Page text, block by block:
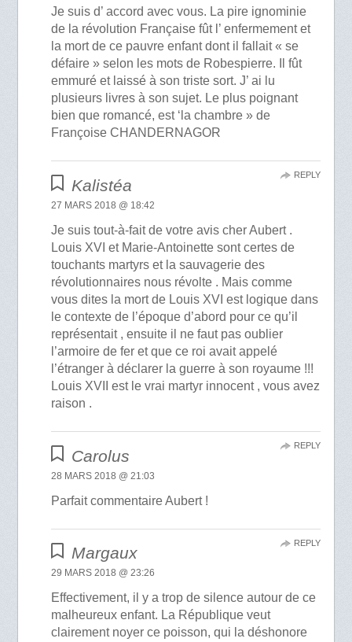
Je suis d’ accord avec vous. La pire ignominie
de la révolution Française fût l’ enfermement et
la mort de ce pauvre enfant dont il fallait « se
défaire » selon les mots de Robespierre. Il fût
emmuré et laissé à son triste sort. J’ ai lu
plusieurs livres à son sujet. Le plus poignant
bien que romancé, est ‘la chambre » de
Françoise CHANDERNAGOR
Kalistéa
27 MARS 2018 @ 18:42
Je suis tout-à-fait de votre avis cher Aubert .
Louis XVI et Marie-Antoinette sont certes de
touchants martyrs et la sauvagerie des
révolutionnaires nous révolte . Mais comme
vous dites la mort de Louis XVI est logique dans
le contexte de l’époque d’abord pour ce qu’il
représentait , ensuite il ne faut pas oublier
l’armoire de fer et que ce roi avait appelé
l’étranger à déclarer la guerre à son royaume !!!
Louis XVII est le vrai martyr innocent , vous avez
raison .
REPLY
Carolus
28 MARS 2018 @ 21:03
Parfait commentaire Aubert !
REPLY
Margaux
29 MARS 2018 @ 23:26
Effectivement, il y a trop de silence autour de ce
malheureux enfant. La République veut
clairement noyer ce poisson, qui la déshonore
REPLY